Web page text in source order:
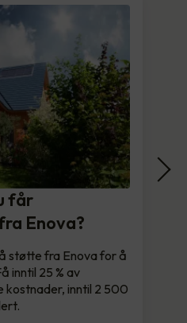
får
Enova?
støtte fra Enova for å
inntil 25 % av
inntil 2 500